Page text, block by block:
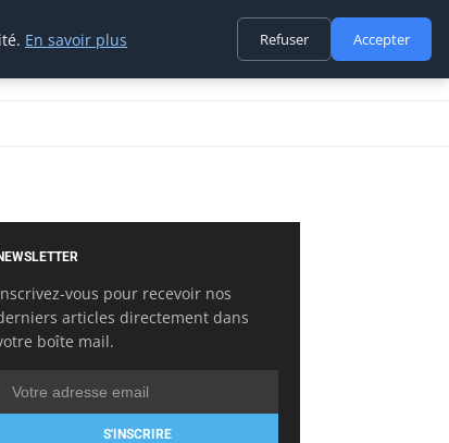
vous pour recevoir nos
articles directement dans
boîte mail.
S'INSCRIRE
En savoir plus Refuser Accepter